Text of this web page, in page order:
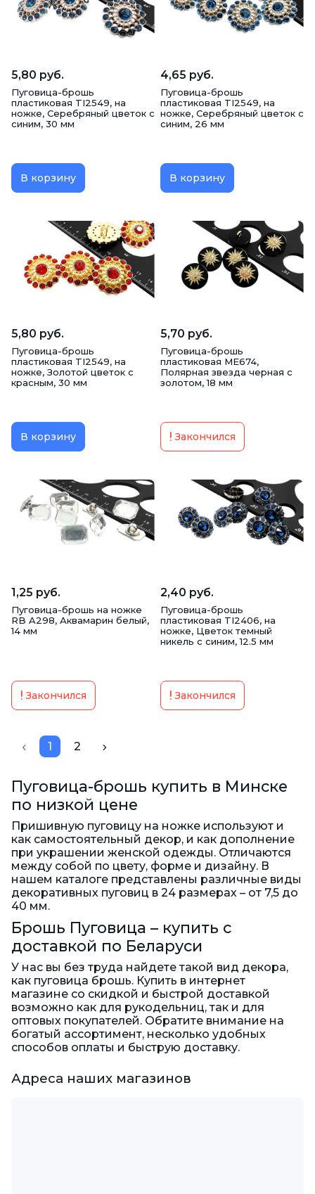
5,80 руб.
Пуговица-брошь
пластиковая TI2549, на
ножке, Серебряный цветок с
синим, 30 мм
В корзину
4,65 руб.
Пуговица-брошь
пластиковая TI2549, на
ножке, Серебряный цветок с
синим, 26 мм
В корзину
5,80 руб.
Пуговица-брошь
пластиковая TI2549, на
ножке, Золотой цветок с
красным, 30 мм
В корзину
5,70 руб.
Пуговица-брошь
пластиковая ME674,
Полярная звезда черная с
золотом, 18 мм
Закончился
1,25 руб.
Пуговица-брошь на ножке
RB A298, Аквамарин белый,
14 мм
Закончился
2,40 руб.
Пуговица-брошь
пластиковая TI2406, на
ножке, Цветок темный
никель с синим, 12.5 мм
Закончился
1 2
Пуговица-брошь купить в Минске
по низкой цене
Пришивную пуговицу на ножке используют и
как самостоятельный декор, и как дополнение
при украшении женской одежды. Отличаются
между собой по цвету, форме и дизайну. В
нашем каталоге представлены различные виды
декоративных пуговиц в 24 размерах – от 7,5 до
40 мм.
Брошь Пуговица – купить с
доставкой по Беларуси
У нас вы без труда найдете такой вид декора,
как пуговица брошь. Купить в интернет
магазине со скидкой и быстрой доставкой
возможно как для рукодельниц, так и для
оптовых покупателей. Обратите внимание на
богатый ассортимент, несколько удобных
способов оплаты и быструю доставку.
Адреса наших магазинов